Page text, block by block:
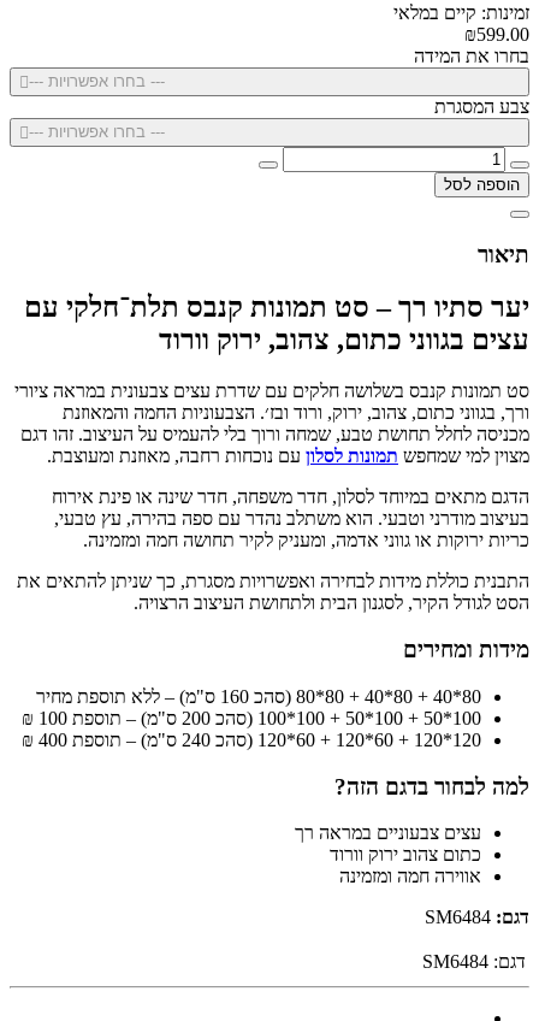
זמינות: קיים במלאי
₪599.00
בחרו את המידה
--- בחרו אפשרויות ---
צבע המסגרת
--- בחרו אפשרויות ---
הוספה לסל
תיאור
יער סתיו רך – סט תמונות קנבס תלת־חלקי עם
עצים בגווני כתום, צהוב, ירוק וורוד
סט תמונות קנבס בשלושה חלקים עם שדרת עצים צבעונית במראה ציורי
ורך, בגווני כתום, צהוב, ירוק, ורוד ובז׳. הצבעוניות החמה והמאוזנת
מכניסה לחלל תחושת טבע, שמחה ורוך בלי להעמיס על העיצוב. זהו דגם
מצוין למי שמחפש תמונות לסלון עם נוכחות רחבה, מאוזנת ומעוצבת.
הדגם מתאים במיוחד לסלון, חדר משפחה, חדר שינה או פינת אירוח
בעיצוב מודרני וטבעי. הוא משתלב נהדר עם ספה בהירה, עץ טבעי,
כריות ירוקות או גווני אדמה, ומעניק לקיר תחושה חמה ומזמינה.
התבנית כוללת מידות לבחירה ואפשרויות מסגרת, כך שניתן להתאים את
הסט לגודל הקיר, לסגנון הבית ולתחושת העיצוב הרצויה.
מידות ומחירים
80*40 + 80*40 + 80*80 (סהכ 160 ס"מ) – ללא תוספת מחיר
100*50 + 100*50 + 100*100 (סהכ 200 ס"מ) – תוספת 100 ₪
120*120 + 60*120 + 60*120 (סהכ 240 ס"מ) – תוספת 400 ₪
למה לבחור בדגם הזה?
עצים צבעוניים במראה רך
כתום צהוב ירוק וורוד
אווירה חמה ומזמינה
דגם:
דגם: SM6484